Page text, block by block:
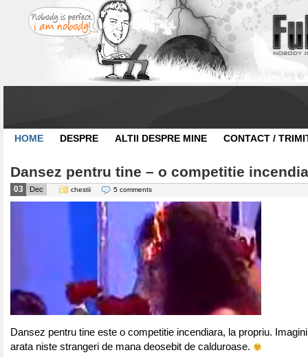
HOME DESPRE ALTII DESPRE MINE CONTACT /
Dansez pentru tine – o competitie
03 Dec chestii 5 comments
Dansez pentru tine este o competitie incendiara, la propriu.
arata niste strangeri de mana deosebit de calduroase.